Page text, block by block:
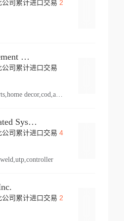
司累计进口交易 2
Knoebels Amusement Resort
司累计进口交易
vehicle,pl 2,arts,home decor,cod,amusement ride,sea
Duetto Intergrgrated Systems Inc.
司累计进口交易 4
司累计进口交易 2